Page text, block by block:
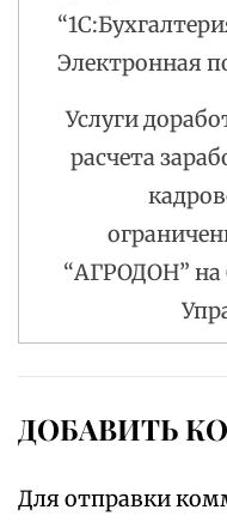
Электронная
Услуги
расчета
“АГРОДОН” на
ДОБАВИТЬ
Для отправки